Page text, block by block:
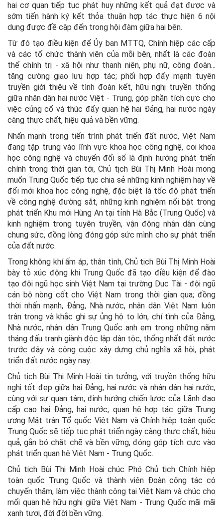
hai cơ quan tiếp tục phát huy những kết quả đạt được và
sớm tiến hành ký kết thỏa thuận hợp tác thực hiện 6 nội
dung được đề cập đến trong hội đàm giữa hai bên.
Từ đó tạo điều kiện để Ủy ban MTTQ, Chính hiệp các cấp
và các tổ chức thành viên của mỗi bên, nhất là các đoàn
thể chính trị - xã hội như thanh niên, phụ nữ, công đoàn...
tăng cường giao lưu hợp tác; phối hợp đẩy mạnh tuyên
truyền giới thiệu về tình đoàn kết, hữu nghị truyền thống
giữa nhân dân hai nước Việt - Trung, góp phần tích cực cho
việc củng cố và thúc đẩy quan hệ hai Đảng, hai nước ngày
càng thực chất, hiệu quả và bền vững.
Nhấn mạnh trong tiến trình phát triển đất nước, Việt Nam
đang tập trung vào lĩnh vực khoa học công nghệ, coi khoa
học công nghệ và chuyển đổi số là định hướng phát triển
chính trong thời gian tới, Chủ tịch Bùi Thị Minh Hoài mong
muốn Trung Quốc tiếp tục chia sẻ những kinh nghiệm hay về
đổi mới khoa học công nghệ, đặc biệt là tốc độ phát triển
về công nghệ đường sắt, những kinh nghiệm nổi bật trong
phát triển Khu mới Hùng An tại tỉnh Hà Bắc (Trung Quốc) và
kinh nghiệm trong tuyên truyền, vận động nhân dân cùng
chung sức, đồng lòng đóng góp sức mình cho sự phát triển
của đất nước.
Trong không khí ấm áp, thân tình, Chủ tịch Bùi Thị Minh Hoài
bày tỏ xúc động khi Trung Quốc đã tạo điều kiện để đào
tạo đội ngũ học sinh Việt Nam tại trường Dục Tài - đội ngũ
cán bộ nòng cốt cho Việt Nam trong thời gian qua; đồng
thời nhấn mạnh, Đảng, Nhà nước, nhân dân Việt Nam luôn
trân trọng và khắc ghi sự ủng hộ to lớn, chí tình của Đảng,
Nhà nước, nhân dân Trung Quốc anh em trong những năm
tháng đấu tranh giành độc lập dân tộc, thống nhất đất nước
trước đây và công cuộc xây dựng chủ nghĩa xã hội, phát
triển đất nước ngày nay.
Chủ tịch Bùi Thị Minh Hoài tin tưởng, với truyền thống hữu
nghị tốt đẹp giữa hai Đảng, hai nước và nhân dân hai nước,
cùng với sự quan tâm, định hướng chiến lược của Lãnh đạo
cấp cao hai Đảng, hai nước, quan hệ hợp tác giữa Trung
ương Mặt trận Tổ quốc Việt Nam và Chính hiệp toàn quốc
Trung Quốc sẽ tiếp tục phát triển ngày càng thực chất, hiệu
quả, gắn bó chặt chẽ và bền vững, đóng góp tích cực vào
phát triển quan hệ Việt Nam - Trung Quốc.
Chủ tịch Bùi Thị Minh Hoài chúc Phó Chủ tịch Chính hiệp
toàn quốc Trung Quốc và thành viên Đoàn công tác có
chuyến thăm, làm việc thành công tại Việt Nam và chúc cho
mối quan hệ hữu nghị giữa Việt Nam - Trung Quốc mãi mãi
xanh tươi, đời đời bền vững.